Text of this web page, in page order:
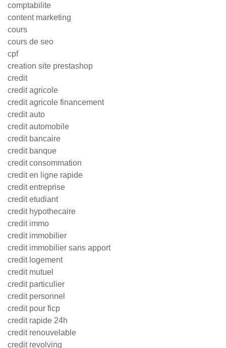
comptabilite
content marketing
cours
cours de seo
cpf
creation site prestashop
credit
credit agricole
credit agricole financement
credit auto
credit automobile
credit bancaire
credit banque
credit consommation
credit en ligne rapide
credit entreprise
credit etudiant
credit hypothecaire
credit immo
credit immobilier
credit immobilier sans apport
credit logement
credit mutuel
credit particulier
credit personnel
credit pour ficp
credit rapide 24h
credit renouvelable
credit revolving